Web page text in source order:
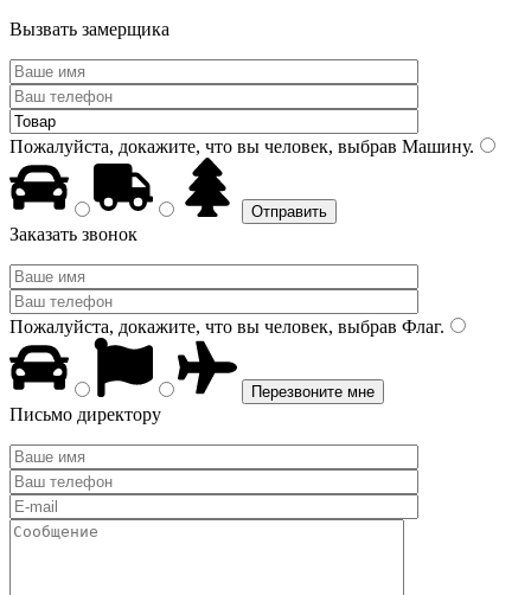
Вызвать замерщика
Пожалуйста, докажите, что вы человек, выбрав Машину.
Заказать звонок
Пожалуйста, докажите, что вы человек, выбрав Флаг.
Письмо директору